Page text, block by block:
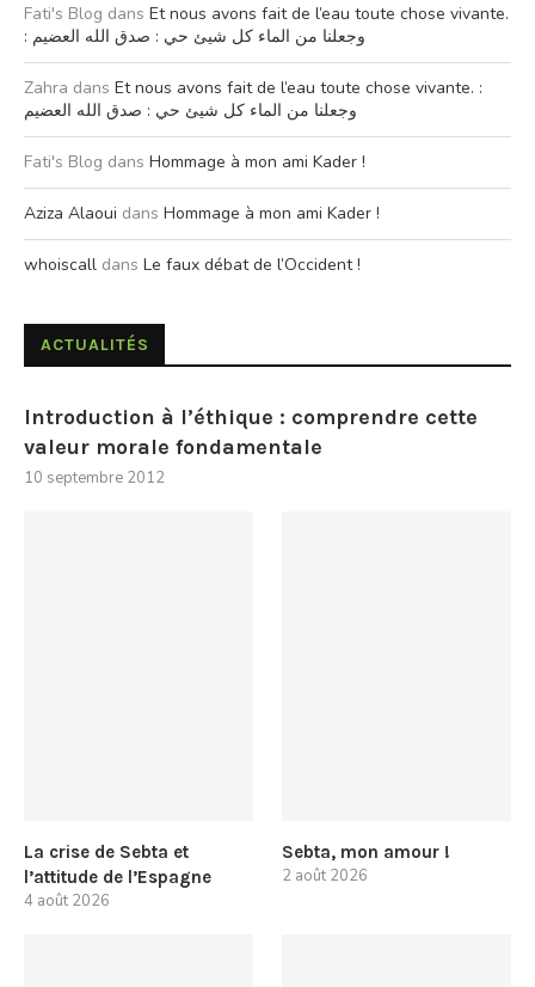
Fati's Blog dans Et nous avons fait de l’eau toute chose vivante.
: وجعلنا من الماء كل شيئ حي : صدق الله العضيم
Zahra dans Et nous avons fait de l’eau toute chose vivante. :
وجعلنا من الماء كل شيئ حي : صدق الله العضيم
Fati's Blog dans Hommage à mon ami Kader !
Aziza Alaoui dans Hommage à mon ami Kader !
whoiscall dans Le faux débat de l’Occident !
ACTUALITÉS
Introduction à l’éthique : comprendre cette
valeur morale fondamentale
10 septembre 2012
La crise de Sebta et
l’attitude de l’Espagne
4 août 2026
Sebta, mon amour !
2 août 2026